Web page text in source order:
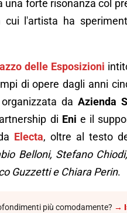
forte risonanza col
l'artista ha
delle Esposizioni
di opere dagli anni
da Azienda
di Eni e il
Electa, oltre al testo
Belloni, Stefano
Guzzetti e Chiara Perin.
più comodamente? →